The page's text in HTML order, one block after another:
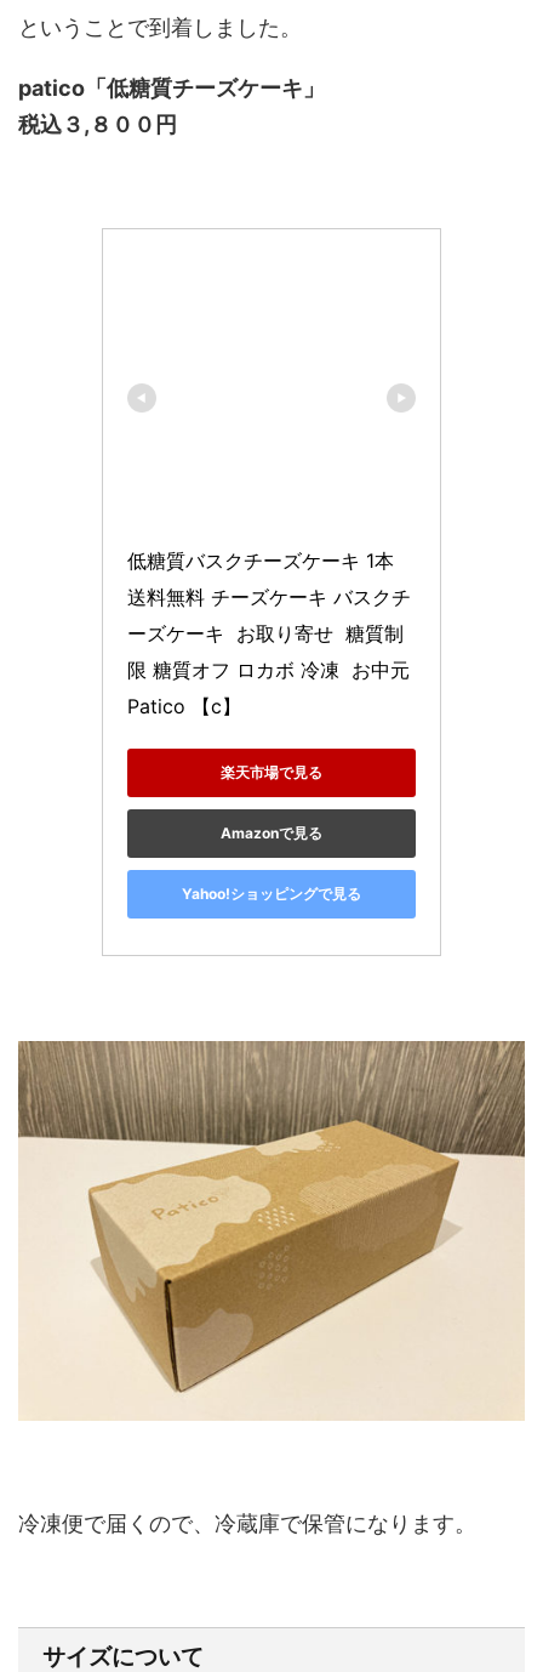
ということで到着しました。
patico「低糖質チーズケーキ」
税込３,８００円
低糖質バスクチーズケーキ 1本
送料無料 チーズケーキ バスクチ
ーズケーキ  お取り寄せ  糖質制
限 糖質オフ ロカボ 冷凍  お中元
Patico 【c】
楽天市場で見る
Amazonで見る
Yahoo!ショッピングで見る
冷凍便で届くので、冷蔵庫で保管になります。
サイズについて